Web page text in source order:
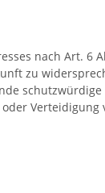
nach Art. 6
zu
Verteidigung